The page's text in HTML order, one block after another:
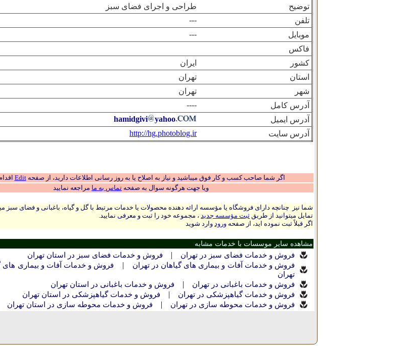
توضیح
طراحی و اجرای فضای سبز
تلفن
---
موبایل
---
فاکس
کشور
ایران
استان
تهران
شهر
تهران
آدرس کامل
----
آدرس ایمیل
hamidgivi
yahoo
آدرس سایت
http://hg.photoblog.ir
اگر شما صاحب کسب و کار فوق میباشید و نیاز به اصلاح یا به روز رسانی اطلاعات دارید، از صفحهEdit
ویا جهت هرگونه سوال به صفحه تماس به ما مراجعه نمایید
شما نیز چنانچه دارای فروشگاه یا مؤسسه ارائه دهنده محصولات یا خدمات مرتبط با گل و گیاه، باغبانی و فضای سبز
تمایل میتوانید از طریق ثبت مؤسسه جدید ، مجموعه خود را ثبت و معرفی نمایید.
اگر قبلاً ثبت نموده اید، از صفحه ورود وارد شوید
مشاهده سایر موسسات با خدمات مشابه
فروش و خدمات فضای سبز در تهران | فروش و خدمات فضای سبز در استان تهران
فروش و خدمات آفات و بیماری های گیاهان در تهران
|
فروش و خدمات آفات و بیماری های
تهران
فروش و خدمات باغبانی در تهران | فروش و خدمات باغبانی در استان تهران
فروش و خدمات گیاهپزشکی در تهران | فروش و خدمات گیاهپزشکی در استان تهران
فروش و خدمات محوطه سازی در تهران | فروش و خدمات محوطه سازی در استان تهران